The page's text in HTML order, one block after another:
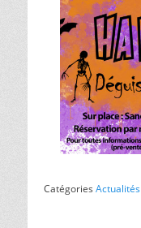
Catégories Actualités